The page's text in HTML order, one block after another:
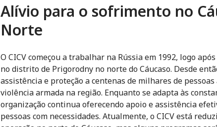
Alívio para o sofrimento no
Norte
O CICV começou a trabalhar na Rússia em 1992, logo
no distrito de Prigorodny no norte do Cáucaso. Desde
assistência e proteção a centenas de milhares de
violência armada na região. Enquanto se adapta às
organização continua oferecendo apoio e assistência
pessoas com necessidades. Atualmente, o CICV está